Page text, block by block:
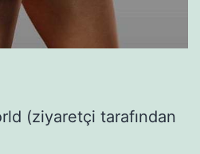
(ziyaretçi tarafından